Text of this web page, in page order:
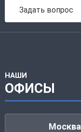
Задать вопрос
НАШИ
ОФИСЫ
Москва